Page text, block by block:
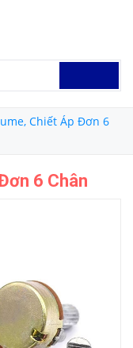
Chiết Áp Đơn 6
6 Chân